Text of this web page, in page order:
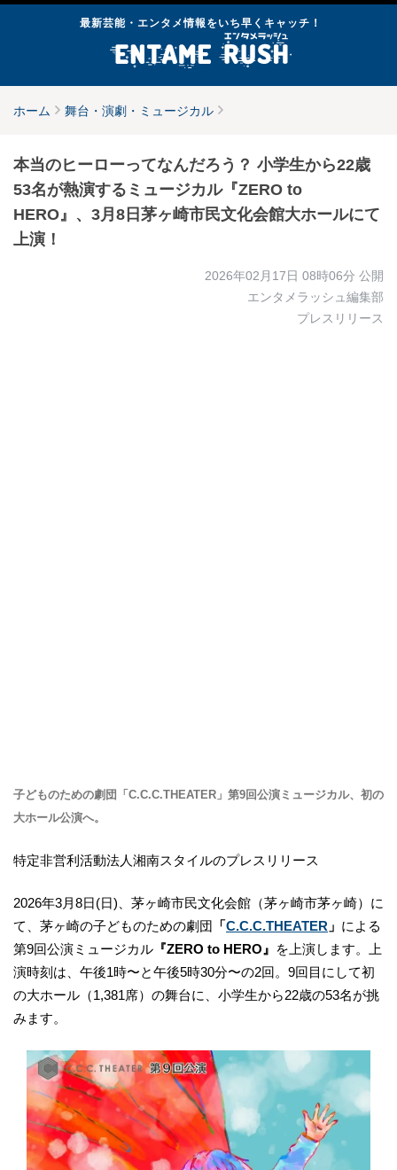
最新芸能・エンタメ情報をいち早くキャッチ！
ホーム 舞台・演劇・ミュージカル
本当のヒーローってなんだろう？ 小学生から22歳
53名が熱演するミュージカル『ZERO to
HERO』、3月8日茅ヶ崎市民文化会館大ホールにて
上演！
2026年02月17日 08時06分 公開
エンタメラッシュ編集部
プレスリリース
子どものための劇団「C.C.C.THEATER」第9回公演ミュージカル、初の
大ホール公演へ。
特定非営利活動法人湘南スタイルのプレスリリース
2026年3月8日(日)、茅ヶ崎市民文化会館（茅ヶ崎市茅ヶ崎）に
て、茅ヶ崎の子どものための劇団 「C.C.C.THEATER 」 による
第9回公演ミュージカル 『ZERO to HERO』 を上演します。上
演時刻は、午後1時〜と午後5時30分〜の2回。9回目にして初
の大ホール（1,381席）の舞台に、小学生から22歳の53名が挑
みます。